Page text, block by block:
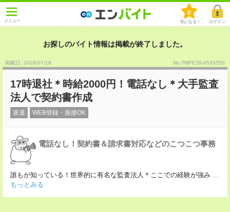
メニュー
0
気になる！ ログイン
お探しのバイト情報は掲載が終了しました。
掲載日 :2026/07/19 No.TMPE26-0535550
17時退社＊時給2000円！電話なし＊大手監査
法人で契約書作成
派遣 WEB登録・面接OK
電話なし！契約書＆請求書対応などのこつこつ事務
誰もが知っている！世界的に有名な監査法人＊ここでの経験が強み ...
もっとみる